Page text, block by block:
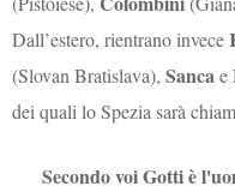
Dall’estero, rientrano invece
(Slovan Bratislava),Sancae
dei quali lo Spezia sarà
Secondo voi Gotti è